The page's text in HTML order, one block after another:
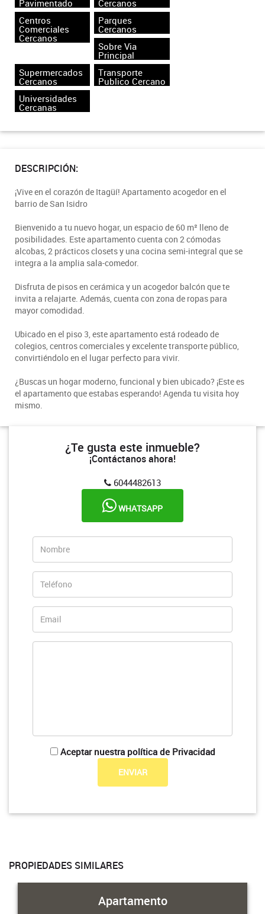
Pavimentado
Cercanos
Centros
Comerciales
Cercanos
Parques
Cercanos
Sobre Via
Principal
Supermercados
Cercanos
Transporte
Publico Cercano
Universidades
Cercanas
DESCRIPCIÓN:
¡Vive en el corazón de Itagüí! Apartamento acogedor en el
barrio de San Isidro
Bienvenido a tu nuevo hogar, un espacio de 60 m² lleno de
posibilidades. Este apartamento cuenta con 2 cómodas
alcobas, 2 prácticos closets y una cocina semi-integral que se
integra a la amplia sala-comedor.
Disfruta de pisos en cerámica y un acogedor balcón que te
invita a relajarte. Además, cuenta con zona de ropas para
mayor comodidad.
Ubicado en el piso 3, este apartamento está rodeado de
colegios, centros comerciales y excelente transporte público,
convirtiéndolo en el lugar perfecto para vivir.
¿Buscas un hogar moderno, funcional y bien ubicado? ¡Este es
el apartamento que estabas esperando! Agenda tu visita hoy
mismo.
¿Te gusta este inmueble?
¡Contáctanos ahora!
6044482613
WHATSAPP
Aceptar nuestra política de Privacidad
PROPIEDADES SIMILARES
Apartamento